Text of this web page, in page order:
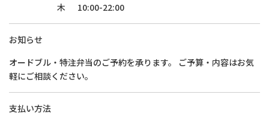
木
10:00-22:00
お知らせ
オードブル・特注弁当のご予約を承ります。 ご予算・内容はお気
軽にご相談ください。
支払い方法